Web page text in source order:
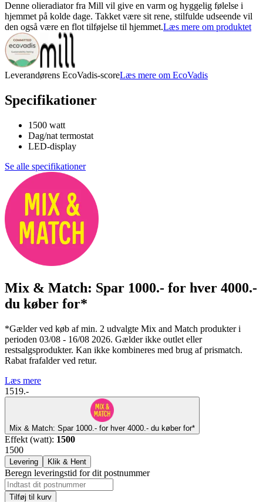
Denne olieradiator fra Mill vil give en varm og hyggelig følelse i
hjemmet på kolde dage. Takket være sit rene, stilfulde udseende vil
den også være en flot tilføjelse til hjemmet.Læs mere om produktet
Leverandørens EcoVadis-scoreLæs mere om EcoVadis
Specifikationer
1500 watt
Dag/nat termostat
LED-display
Se alle specifikationer
Mix & Match: Spar 1000.- for hver 4000.-
du køber for*
*Gælder ved køb af min. 2 udvalgte Mix and Match produkter i
perioden 03/08 - 16/08 2026. Gælder ikke outlet eller
restsalgsprodukter. Kan ikke kombineres med brug af prismatch.
Rabat frafalder ved retur.
Læs mere
1519.-
Mix & Match: Spar 1000.- for hver 4000.- du køber for*
Effekt (watt): 1500
1500
Levering Klik & Hent
Beregn leveringstid for dit postnummer
Tilføj til kurv